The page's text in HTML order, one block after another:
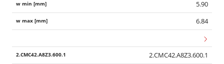
5.90
6.84
2.CMC42.A8Z3.600.1